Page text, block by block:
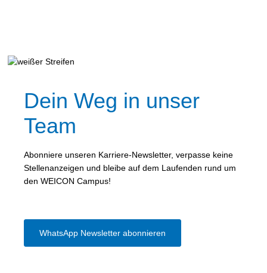
Dein Weg in unser
Team
Abonniere unseren Karriere-Newsletter, verpasse keine
Stellenanzeigen und bleibe auf dem Laufenden rund um
den WEICON Campus!
WhatsApp Newsletter abonnieren